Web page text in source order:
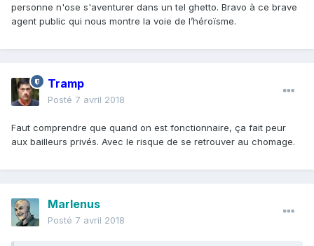
personne n'ose s'aventurer dans un tel ghetto. Bravo à ce brave
agent public qui nous montre la voie de l’héroïsme.
Tramp
Posté 7 avril 2018
Faut comprendre que quand on est fonctionnaire, ça fait peur
aux bailleurs privés. Avec le risque de se retrouver au chomage.
Marlenus
Posté 7 avril 2018